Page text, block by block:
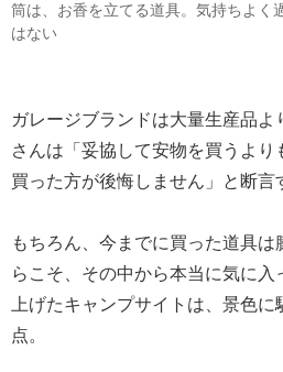
筒は、お香を立てる道具。気持ちよく
はない
ガレージブランドは大量生産品
さんは「妥協して安物を買うよ
買った方が後悔しません」と断言
もちろん、今までに買った道具
らこそ、その中から本当に気に入
上げたキャンプサイトは、景色
点。